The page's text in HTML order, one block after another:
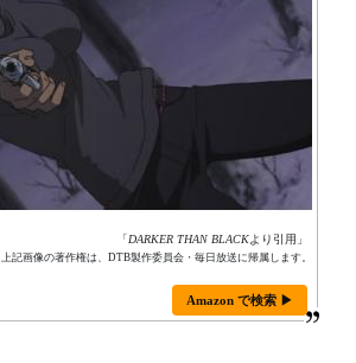
「DARKER THAN BLACKより引用」
上記画像の著作権は、DTB製作委員会・毎日放送に帰属します。
Amazon で検索 ▶